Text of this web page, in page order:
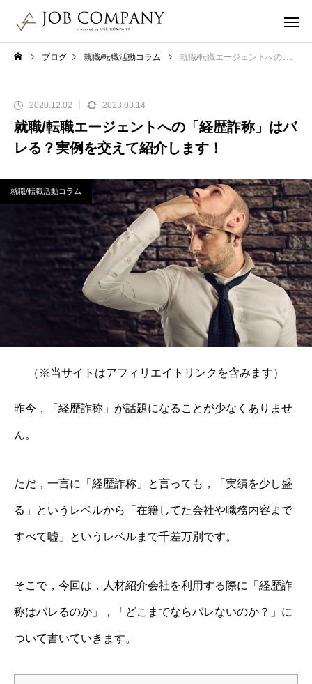
ブログ 就職/転職活動コラム 就職/転職エージェントへの「経歴詐称」はバレる？実例を交えて紹介します！
2020.12.02 2023.03.14
就職/転職エージェントへの「経歴詐称」はバ
レる？実例を交えて紹介します！
就職/転職活動コラム
（※当サイトはアフィリエイトリンクを含みます）
昨今，「経歴詐称」が話題になることが少なくありませ
ん。
ただ，一言に「経歴詐称」と言っても，「実績を少し盛
る」というレベルから「在籍してた会社や職務内容まで
すべて嘘」というレベルまで千差万別です。
そこで，今回は，人材紹介会社を利用する際に「経歴詐
称はバレるのか」，「どこまでならバレないのか？」に
ついて書いていきます。